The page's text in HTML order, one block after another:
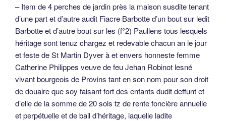
– Item de 4 perches de jardin près la maison susdite tenant
d’une part et d’autre audit Fiacre Barbotte d’un bout sur ledit
Barbotte et d’autre bout sur les (f°2) Paullens tous lesquels
héritage sont tenuz chargez et redevable chacun an le jour
et feste de St Martin Dyver à et envers honneste femme
Catherine Philippes veuve de feu Jehan Robinot lesné
vivant bourgeois de Provins tant en son nom pour son droit
de douaire que soy faisant fort des enfants dudit deffunt et
d’elle de la somme de 20 sols tz de rente foncière annuelle
et perpétuelle et de bail d’héritage, laquelle ladite